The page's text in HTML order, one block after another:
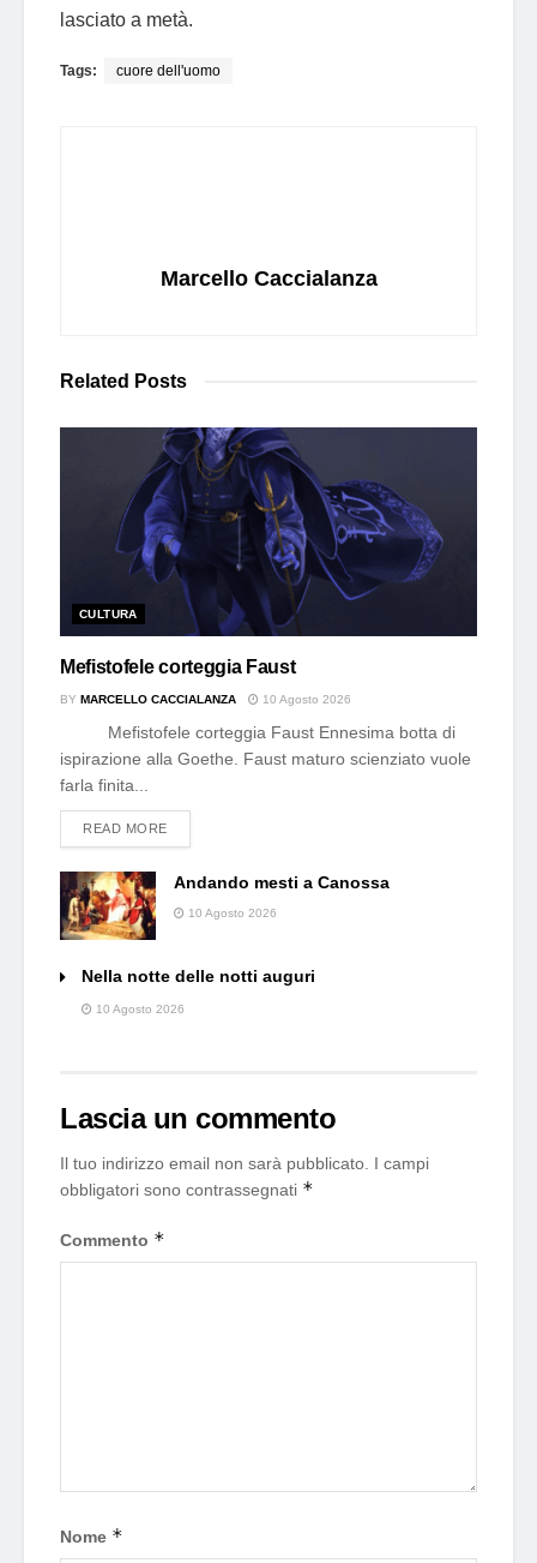
lasciato a metà.
Tags: cuore dell'uomo
Marcello Caccialanza
Related Posts
CULTURA
Mefistofele corteggia Faust
BY MARCELLO CACCIALANZA 10 Agosto 2026
Mefistofele corteggia Faust Ennesima botta di
ispirazione alla Goethe. Faust maturo scienziato vuole
farla finita...
READ MOREDETAILS
Andando mesti a Canossa
10 Agosto 2026
Nella notte delle notti auguri
10 Agosto 2026
Lascia un commento
Il tuo indirizzo email non sarà pubblicato. I campi
obbligatori sono contrassegnati *
Commento *
Nome *